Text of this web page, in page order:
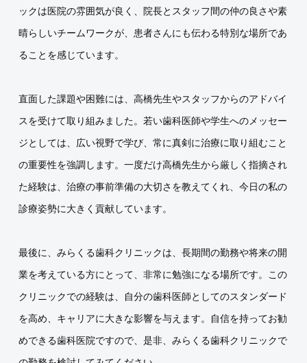
ックは医院の雰囲気が良く、院長とスタッフ間の仲の良さや素
晴らしいチームワークが、患者さんにも伝わる特別な場所であ
ることを感じています。
直面した課題や困難には、高橋先生やスタッフからのアドバイ
スを受けて取り組みました。若い歯科医師や学生へのメッセー
ジとしては、広い視野で学び、常に真剣に治療に取り組むこと
の重要性を強調します。一度だけ高橋先生から厳しく指摘され
た経験は、治療の事前準備の大切さを教えてくれ、今日の私の
診療姿勢に大きく貢献しています。
最後に、みらくる歯科クリニックは、長期間の勤務や将来の開
業を考えている方にとって、非常に勉強になる場所です。この
クリニックでの経験は、自分の歯科医師としてのスタンダード
を高め、キャリアに大きな影響を与えます。自信を持ってお勧
めできる歯科医院ですので、是非、みらくる歯科クリニックで